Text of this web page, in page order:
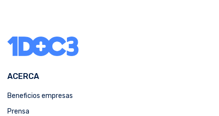
ACERCA
Beneficios empresas
Prensa